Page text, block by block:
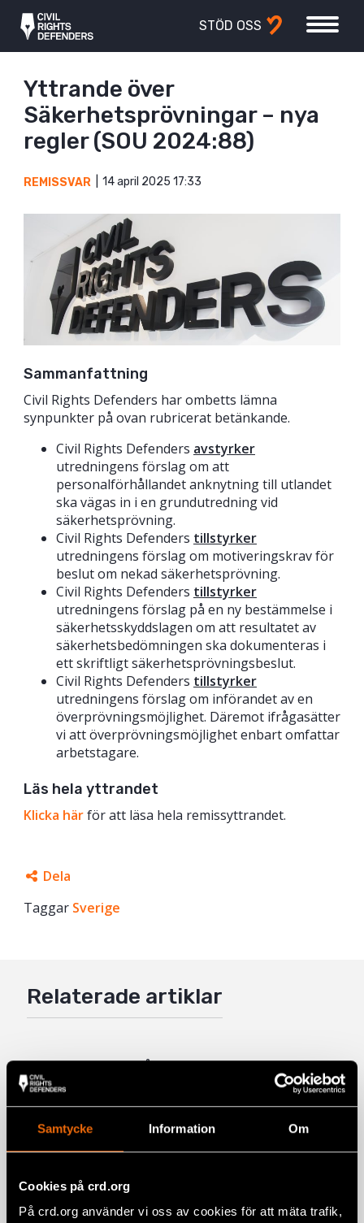
Samtycke Information Om
Cookies på crd.org
På crd.org använder vi oss av cookies för att mäta trafik,
STÖD OSS
Yttrande över
Säkerhetsprövningar – nya
regler (SOU 2024:88)
REMISSVAR 14 april 2025 17:33
Sammanfattning
Civil Rights Defenders har ombetts lämna
synpunkter på ovan rubricerat betänkande.
Civil Rights Defenders avstyrker
utredningens förslag om att
personalförhållandet anknytning till utlandet
ska vägas in i en grundutredning vid
säkerhetsprövning.
Civil Rights Defenders tillstyrker
utredningens förslag om motiveringskrav för
beslut om nekad säkerhetsprövning.
Civil Rights Defenders tillstyrker
utredningens förslag på en ny bestämmelse i
säkerhetsskyddslagen om att resultatet av
säkerhetsbedömningen ska dokumenteras i
ett skriftligt säkerhetsprövningsbeslut.
Civil Rights Defenders tillstyrker
utredningens förslag om införandet av en
överprövningsmöjlighet. Däremot ifrågasätter
vi att överprövningsmöjlighet enbart omfattar
arbetstagare.
Läs hela yttrandet
Klicka härför att läsa hela remissyttrandet.
Dela
Facebook
Mail
Taggar Sverige
Relaterade artiklar
medborgarskap (SOU 2026:21)
Yttrande över Straffansvar för
kriminella sammanslutningar (SOU
2026:13)